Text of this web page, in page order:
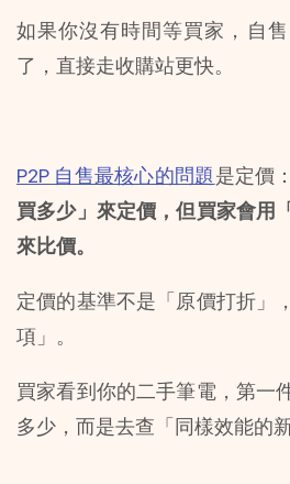
如果你沒有時間等買家，自
了，直接走收購站更快。
P2P 自售最核心的問題是定價：
買多少」來定價，但買家會用
來比價。
定價的基準不是「原價打折」
項」。
買家看到你的二手筆電，第一
多少，而是去查「同樣效能的